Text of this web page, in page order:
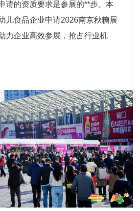
请的资质要求是参展的**步。本
儿食品企业申请2026南京秋糖展
力企业高效参展，抢占行业机